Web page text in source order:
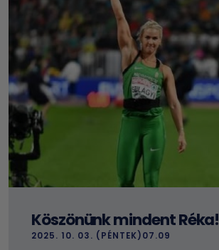
Köszönünk mindent Réka!
2025. 10. 03. (PÉNTEK)07.09